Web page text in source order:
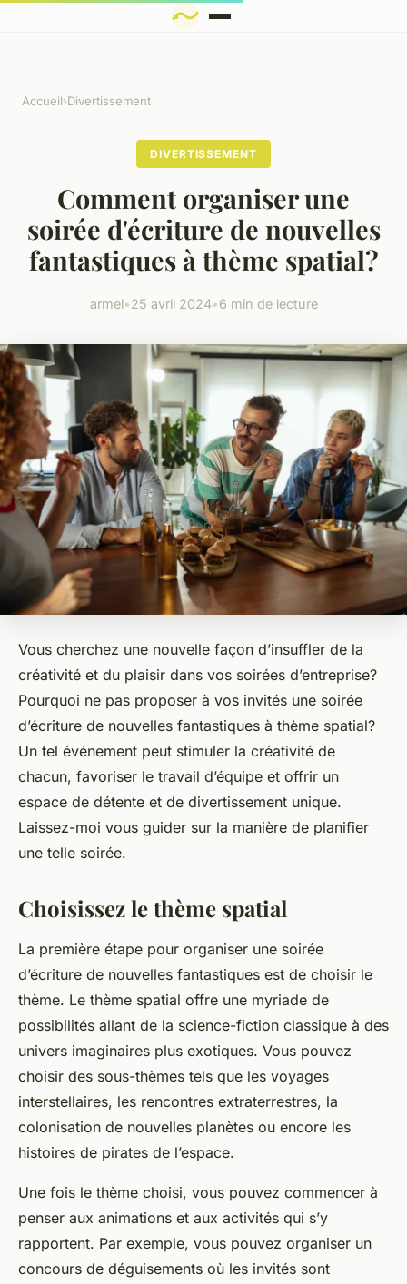
Accueil›Divertissement
DIVERTISSEMENT
Comment organiser une
soirée d'écriture de nouvelles
fantastiques à thème spatial?
armel•25 avril 2024•6 min de lecture
Vous cherchez une nouvelle façon d’insuffler de la
créativité et du plaisir dans vos soirées d’entreprise?
Pourquoi ne pas proposer à vos invités une soirée
d’écriture de nouvelles fantastiques à thème spatial?
Un tel événement peut stimuler la créativité de
chacun, favoriser le travail d’équipe et offrir un
espace de détente et de divertissement unique.
Laissez-moi vous guider sur la manière de planifier
une telle soirée.
Choisissez le thème spatial
La première étape pour organiser une soirée
d’écriture de nouvelles fantastiques est de choisir le
thème. Le thème spatial offre une myriade de
possibilités allant de la science-fiction classique à des
univers imaginaires plus exotiques. Vous pouvez
choisir des sous-thèmes tels que les voyages
interstellaires, les rencontres extraterrestres, la
colonisation de nouvelles planètes ou encore les
histoires de pirates de l’espace.
Une fois le thème choisi, vous pouvez commencer à
penser aux animations et aux activités qui s’y
rapportent. Par exemple, vous pouvez organiser un
concours de déguisements où les invités sont